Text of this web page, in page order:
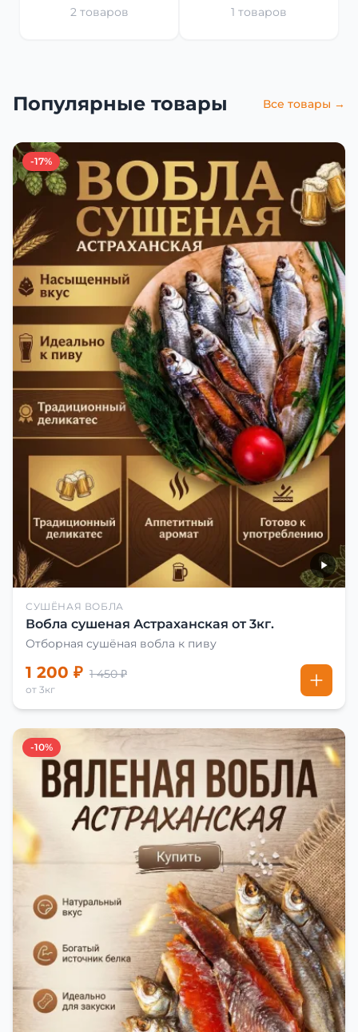
2 товаров 1 товаров
Популярные товары Все товары →
-17%
СУШЁНАЯ ВОБЛА
Вобла сушеная Астраханская от 3кг.
Отборная сушёная вобла к пиву
1 200 ₽ 1 450 ₽
от 3кг
-10%